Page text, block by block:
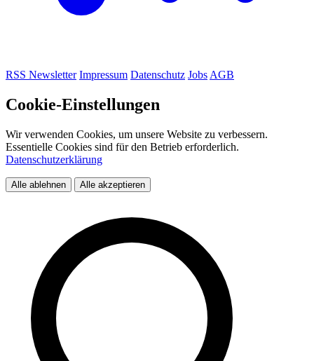
RSS Newsletter Impressum Datenschutz Jobs AGB
Cookie-Einstellungen
Wir verwenden Cookies, um unsere Website zu verbessern.
Essentielle Cookies sind für den Betrieb erforderlich.
Datenschutzerklärung
Alle ablehnen Alle akzeptieren